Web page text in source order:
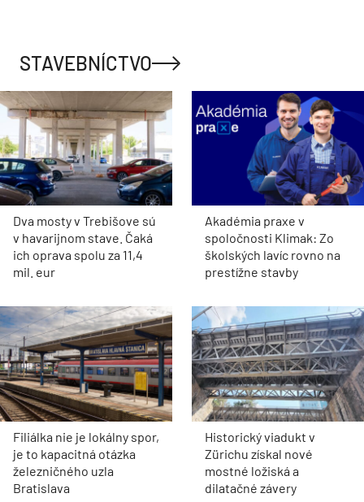
STAVEBNÍCTVO
Dva mosty v Trebišove sú
v havarijnom stave. Čaká
ich oprava spolu za 11,4
mil. eur
Akadémia praxe v
spoločnosti Klimak: Zo
školských lavíc rovno na
prestížne stavby
Filiálka nie je lokálny spor,
je to kapacitná otázka
železničného uzla
Bratislava
Historický viadukt v
Zürichu získal nové
mostné ložiská a
dilatačné závery